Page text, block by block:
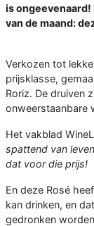
is ongeevenaard!
van de maand:
Verkozen tot
prijsklasse,
Roriz. De druiven
onweerstaanbare
Het vakblad
spattend van
dat voor die prijs!
En deze Rosé
kan drinken, en
gedronken